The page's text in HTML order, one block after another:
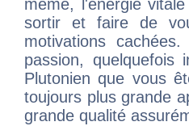
même, l'énergie
sortir et faire de
motivations
passion, quelquefois
Plutonien que vous
toujours plus grande
grande qualité